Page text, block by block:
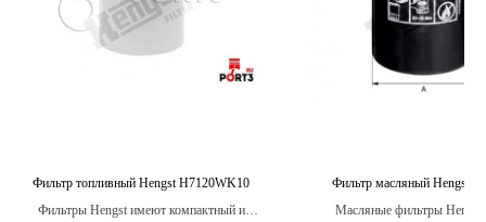
Фильтр топливный Hengst H7120WK10
Фильтры Hengst имеют компактный и
Фильтр масляный Hengst
Масляные фильтры Hengst